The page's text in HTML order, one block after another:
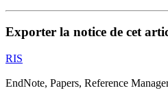
Exporter la notice de cet
RIS
EndNote, Papers, Reference